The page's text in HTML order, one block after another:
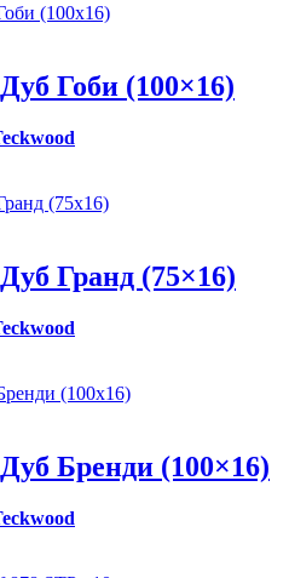
Гоби (100×16)
Гранд (75×16)
Бренди (100×16)